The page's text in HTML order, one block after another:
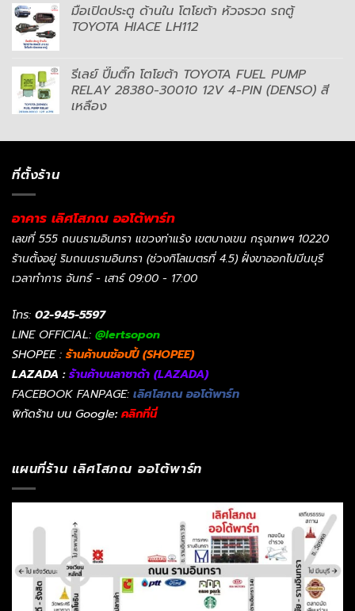
มือเปิดประตู ด้านใน โตโยต้า หัวจรวด รถตู้
TOYOTA HIACE LH112
รีเลย์ ปี๊มติ๊ก โตโยต้า TOYOTA FUEL PUMP
RELAY 28380-30010 12V 4-PIN (DENSO) สี
เหลือง
ที่ตั้งร้าน
อาคาร เลิศโสภณ ออโต้พาร์ท
เลขที่ 555 ถนนรามอินทรา แขวงท่าแร้ง เขตบางเขน กรุงเทพฯ 10220
ร้านตั้งอยู่ ริมถนนรามอินทรา (ช่วงกิโลเมตรที่ 4.5) ฝั่งขาออกไปมีนบุรี
เวลาทำการ จันทร์ - เสาร์ 09:00 - 17:00
โทร: 02-945-5597
LINE OFFICIAL: @lertsopon
SHOPEE : ร้านค้าบนช้อปปี้ (SHOPEE)
LAZADA :ร้านค้าบนลาซาด้า (LAZADA)
FACEBOOK FANPAGE: เลิศโสภณ ออโต้พาร์ท
พิกัดร้าน บน Google: คลิกที่นี่
แผนที่ร้าน เลิศโสภณ ออโต้พาร์ท